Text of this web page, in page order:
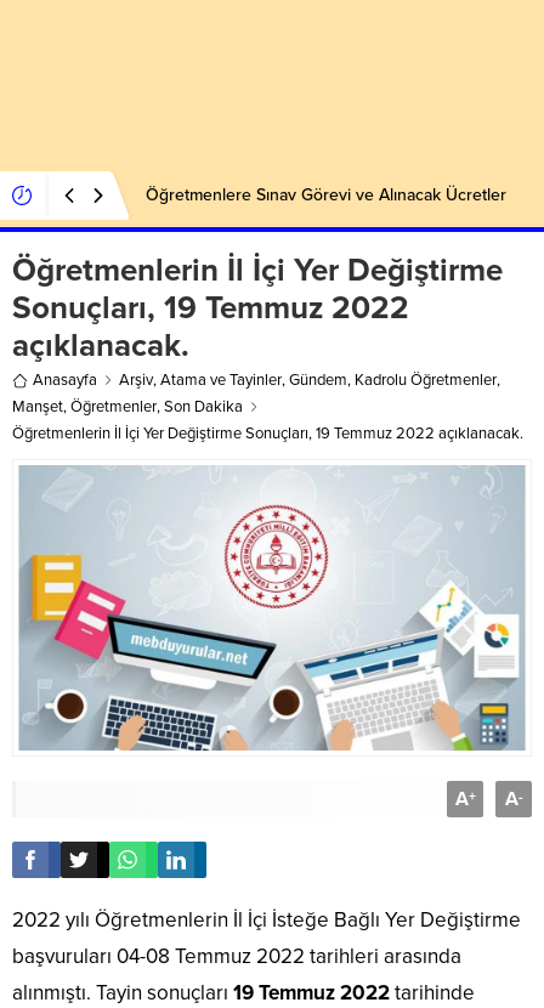
Öğretmenlere Sınav Görevi ve Alınacak Ücretler
Öğretmenlerin İl İçi Yer Değiştirme
Sonuçları, 19 Temmuz 2022
açıklanacak.
Anasayfa Arşiv,Atama ve Tayinler,Gündem, Kadrolu Öğretmenler,
Manşet,Öğretmenler,Son Dakika
Öğretmenlerin İl İçi Yer Değiştirme Sonuçları, 19 Temmuz 2022 açıklanacak.
A+ A-
2022 yılı Öğretmenlerin İl İçi İsteğe Bağlı Yer Değiştirme
başvuruları 04-08 Temmuz 2022 tarihleri arasında
alınmıştı. Tayin sonuçları 19 Temmuz 2022tarihinde